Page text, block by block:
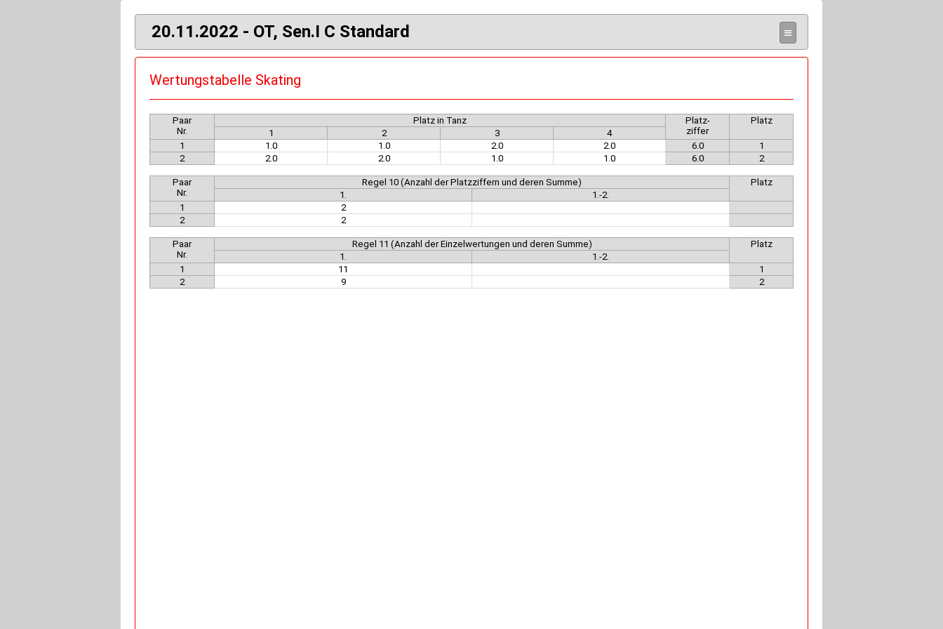
20.11.2022 - OT, Sen.I C Standard ≡
Wertungstabelle Skating
Paar
Nr.
Platz in Tanz
Platz-
ziffer
Platz
1
2 3
4
1
1.0 1.0 2.0 2.0 6.0
1
2
2.0 2.0 1.0 1.0 6.0 2
Paar
Nr.
Regel 10 (Anzahl der Platzziffern und deren Summe)
Platz
1.
1.-2.
1
2
2
2
Paar
Nr.
Regel 11 (Anzahl der Einzelwertungen und deren Summe)
Platz
1.
1.-2.
1
11
1
2
9 2